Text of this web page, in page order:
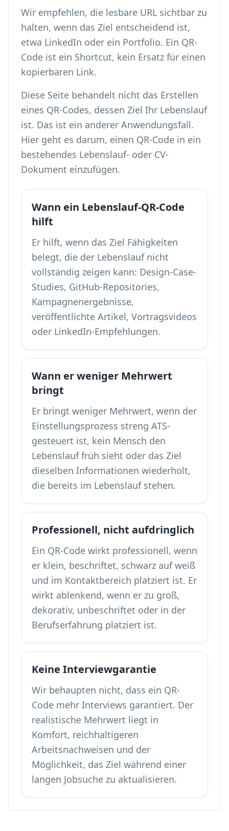
Wir empfehlen, die lesbare URL sichtbar zu
halten, wenn das Ziel entscheidend ist,
etwa LinkedIn oder ein Portfolio. Ein QR-
Code ist ein Shortcut, kein Ersatz für einen
kopierbaren Link.
Diese Seite behandelt nicht das Erstellen
eines QR-Codes, dessen Ziel Ihr Lebenslauf
ist. Das ist ein anderer Anwendungsfall.
Hier geht es darum, einen QR-Code in ein
bestehendes Lebenslauf- oder CV-
Dokument einzufügen.
Wann ein Lebenslauf-QR-Code
hilft
Er hilft, wenn das Ziel Fähigkeiten
belegt, die der Lebenslauf nicht
vollständig zeigen kann: Design-Case-
Studies, GitHub-Repositories,
Kampagnenergebnisse,
veröffentlichte Artikel, Vortragsvideos
oder LinkedIn-Empfehlungen.
Wann er weniger Mehrwert
bringt
Er bringt weniger Mehrwert, wenn der
Einstellungsprozess streng ATS-
gesteuert ist, kein Mensch den
Lebenslauf früh sieht oder das Ziel
dieselben Informationen wiederholt,
die bereits im Lebenslauf stehen.
Professionell, nicht aufdringlich
Ein QR-Code wirkt professionell, wenn
er klein, beschriftet, schwarz auf weiß
und im Kontaktbereich platziert ist. Er
wirkt ablenkend, wenn er zu groß,
dekorativ, unbeschriftet oder in der
Berufserfahrung platziert ist.
Keine Interviewgarantie
Wir behaupten nicht, dass ein QR-
Code mehr Interviews garantiert. Der
realistische Mehrwert liegt in
Komfort, reichhaltigeren
Arbeitsnachweisen und der
Möglichkeit, das Ziel während einer
langen Jobsuche zu aktualisieren.